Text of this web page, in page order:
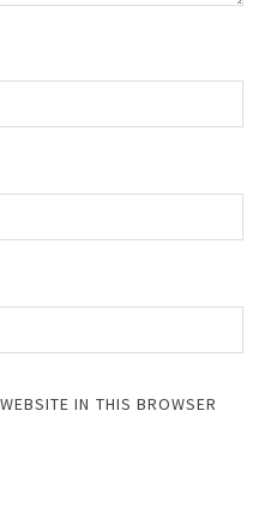
IN THIS BROWSER